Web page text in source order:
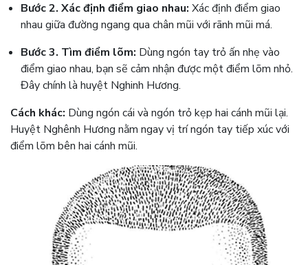
Bước 2. Xác định điểm giao nhau: Xác định điểm giao
nhau giữa đường ngang qua chân mũi với rãnh mũi má.
Bước 3. Tìm điểm lõm: Dùng ngón tay trỏ ấn nhẹ vào
điểm giao nhau, bạn sẽ cảm nhận được một điểm lõm nhỏ.
Đây chính là huyệt Nghinh Hương.
Cách khác: Dùng ngón cái và ngón trỏ kẹp hai cánh mũi lại.
Huyệt Nghênh Hương nằm ngay vị trí ngón tay tiếp xúc với
điểm lõm bên hai cánh mũi.